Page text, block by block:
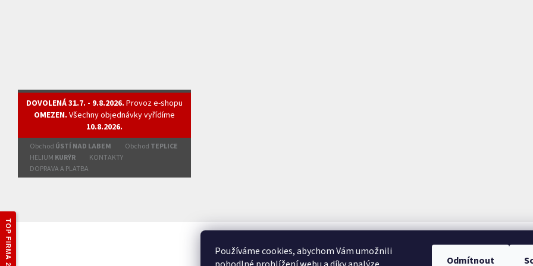
Používáme cookies, abychom Vám umožnili
Odmítnout
DOVOLENÁ 31.7. - 9.8.2026. Provoz e-shopu
OMEZEN. Všechny objednávky vyřídíme
10.8.2026.
Obchod ÚSTÍ NAD LABEM Obchod TEPLICE
HELIUM KURÝR
KONTAKTY
DOPRAVA A PLATBA
TOP FIRMA 2025